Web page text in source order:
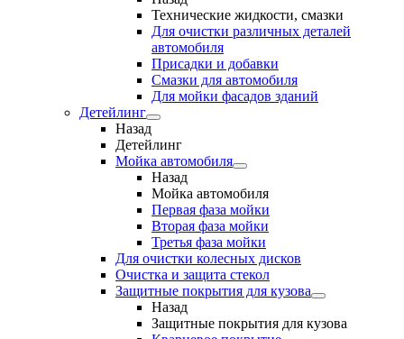
Технические жидкости, смазки
Для очистки различных деталей
автомобиля
Присадки и добавки
Смазки для автомобиля
Для мойки фасадов зданий
Детейлинг
Назад
Детейлинг
Мойка автомобиля
Назад
Мойка автомобиля
Первая фаза мойки
Вторая фаза мойки
Третья фаза мойки
Для очистки колесных дисков
Очистка и защита стекол
Защитные покрытия для кузова
Назад
Защитные покрытия для кузова